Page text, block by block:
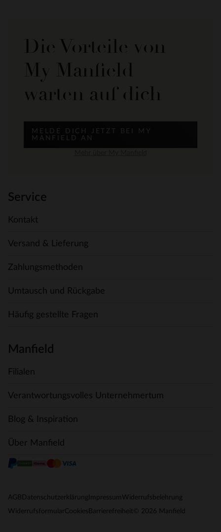
Die Vorteile von
My Manfield
warten auf dich
MELDE DICH JETZT BEI MY
MANFIELD AN
Service
Kontakt
Versand & Lieferung
Zahlungsmethoden
Umtausch und Rückgabe
Häufig gestellte Fragen
Manfield
Filialen
Verantwortungsvolles Unternehmertum
Blog & Inspiration
Über Manfield
AGB Datenschutzerklärung Impressum Widerrufsbelehrung
WiderrufsformularCookies Barrierefreiheit © 2026 Manfield